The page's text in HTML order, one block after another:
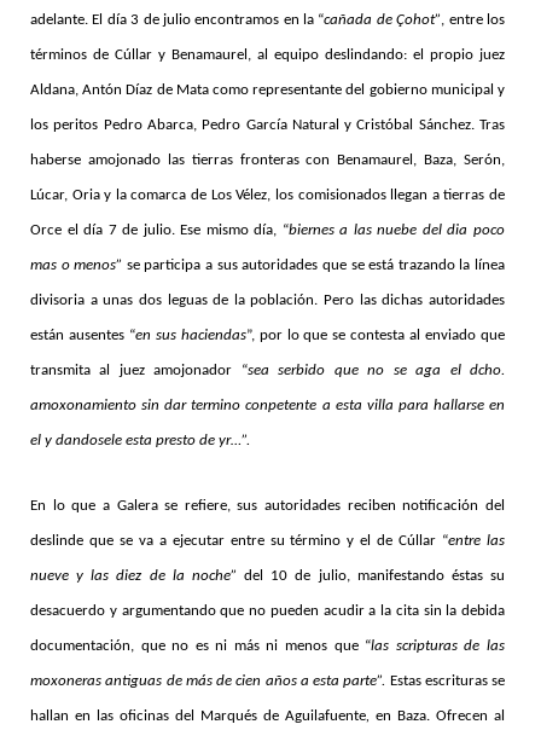
adelante. El día 3 de julio encontramos en la “cañada de Çohot”, entre los
términos de Cúllar y Benamaurel, al equipo deslindando: el propio juez
Aldana, Antón Díaz de Mata como representante del gobierno municipal y
los peritos Pedro Abarca, Pedro García Natural y Cristóbal Sánchez. Tras
haberse amojonado las tierras fronteras con Benamaurel, Baza, Serón,
Lúcar, Oria y la comarca de Los Vélez, los comisionados llegan a tierras de
Orce el día 7 de julio. Ese mismo día, “biernes a las nuebe del dia poco
mas o menos” se participa a sus autoridades que se está trazando la línea
divisoria a unas dos leguas de la población. Pero las dichas autoridades
están ausentes “en sus haciendas”, por lo que se contesta al enviado que
transmita al juez amojonador “sea serbido que no se aga el dcho.
amoxonamiento sin dar termino conpetente a esta villa para hallarse en
el y dandosele esta presto de yr…”.
En lo que a Galera se refiere, sus autoridades reciben notificación del
deslinde que se va a ejecutar entre su término y el de Cúllar “entre las
nueve y las diez de la noche” del 10 de julio, manifestando éstas su
desacuerdo y argumentando que no pueden acudir a la cita sin la debida
documentación, que no es ni más ni menos que “las scripturas de las
moxoneras antiguas de más de cien años a esta parte”. Estas escrituras se
hallan en las oficinas del Marqués de Aguilafuente, en Baza. Ofrecen al